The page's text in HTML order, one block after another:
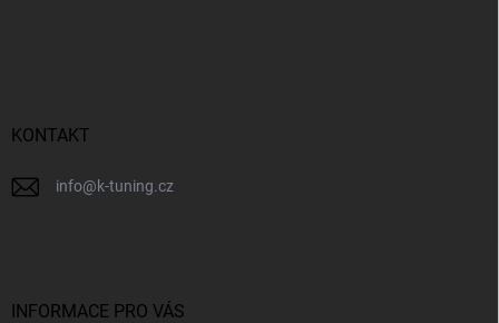
KONTAKT
info@k-tuning.cz
INFORMACE PRO VÁS